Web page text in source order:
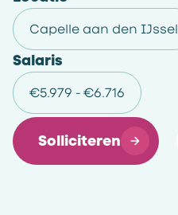
Capelle aan den IJssel
Salaris
€5.979 - €6.716
Solliciteren